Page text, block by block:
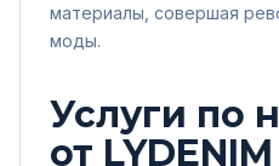
материалы, совершая
моды.
Услуги по
от LYDENIM